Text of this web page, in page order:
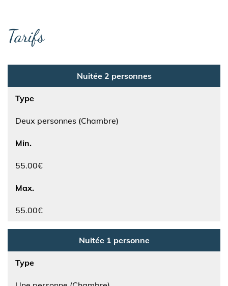
Tarifs
Nuitée 2 personnes
Type
Deux personnes (Chambre)
Min.
55.00€
Max.
55.00€
Nuitée 1 personne
Type